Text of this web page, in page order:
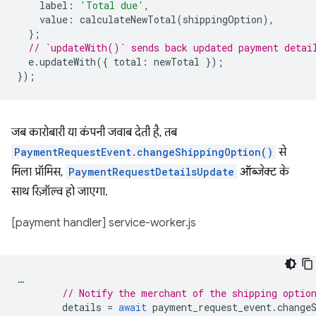
label : 'Total due' ,
value : calculateNewTotal(shippingOption),
};
// `updateWith()` sends back updated payment
e.updateWith({ total : newTotal });
});
जब कारोबारी या कंपनी जवाब देती है, तब
PaymentRequestEvent.changeShippingOption() से
मिला प्रॉमिस, PaymentRequestDetailsUpdate ऑब्जेक्ट के
साथ रिज़ॉल्व हो जाएगा.
[payment handler] service-worker.js
…
// Notify the merchant of the shipping option
details = await payment_request_event.